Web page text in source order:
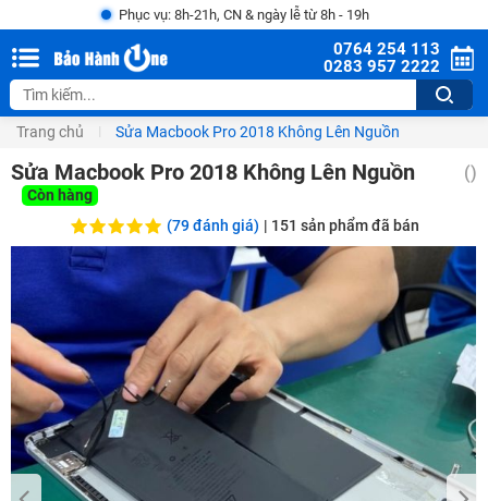
Phục vụ: 8h-21h, CN & ngày lễ từ 8h - 19h
0764 254 113
0283 957 2222
Trang chủ Sửa Macbook Pro 2018 Không Lên Nguồn
Sửa Macbook Pro 2018 Không Lên Nguồn ()
Còn hàng
(79 đánh giá) | 151 sản phẩm đã bán